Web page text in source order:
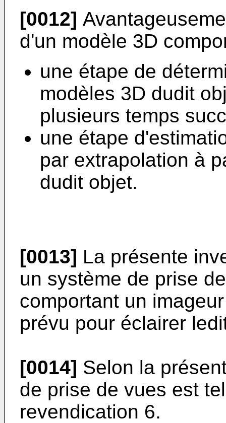
[0012]
d'un modèle 3D
une étape de
modèles 3D dudit
plusieurs temps
une étape
par extrapolation à
dudit objet.
[0013] La présente
un système de prise
comportant un
prévu pour éclairer
[0014] Selon la
de prise de vues est
revendication 6.